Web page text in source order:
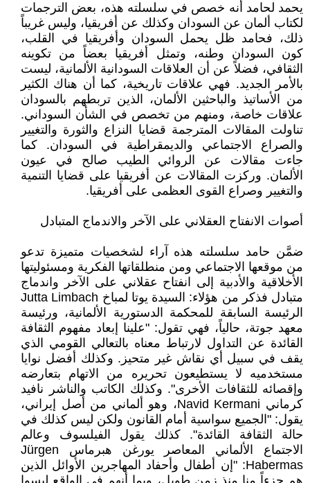
يحمد لحامد أنه خصص في سلسلته هذه، بعض الترجمات
لكتاب ألمان عن السودان وكذلك عن أفريقيا، وليس غريباً
ذلك، فحامد ظل يحمل السودان وأفريقيا في القلب،
كون السودان وطنه، وتمثل أفريقيا بعضاً من تكوينه
الثقافي، فضلاً عن أن العلاقات السودانية الألمانية، ليست
بالأمر الجديد. فهي علاقات تاريخية، كما أن هناك الكثير
من الأساتيذ والباحثين الألمان، الذين تربطهم بالسودان
علاقات خاصة، ومنهم من تخصص في الشأن السوداني.
تناولت المقالات المترجمة قضايا النزاع والثورة والتغيير
والصراع الاجتماعي والديمقراطية في السودان. كما
جاءت مقالات عن الروائي الطيب صالح في عيون
الألمان. وركزت المقالات عن أفريقيا على قضايا التنمية
والتغيير وصراع القوى العظمى على أفريقيا.
أصوات الانفتاح العقلاني على الآخر والاندماج المتبادل
ضمَّن حامد سلسلته هذه آراء لشخصيات متميزة تدعو
من موقعها الاجتماعي ومن منطلقاتها الفكرية ومسئوليتها
الأخلاقية والأدبية إلى انفتاح عقلاني على الآخر واندماج
متبادل فذكر من هؤلاء: السيدة يوتا لمباخ Jutta Limbach
الرئيسة السابقة للمحكمة الدستورية الألمانية، ورئيسة
معهد جوتة، حالياً، فهي تقول: "علينا إبعاد مفهوم الثقافة
القائدة عن التداول لارتباط معناه بالتعالي القومي الذي
يقف في سبيل أي نقاش غير متحيز. وكذلك أفضل نوايا
مستخدميه لا يستطيعون تحريره من الاتهام بتعارضه
وإقصائه للثقافات الأخرى". وكذلك الكاتب والناشر نافيد
كرماني Navid Kermani، وهو ألماني من أصل إيراني،
يقول: "الجميع سواسية أمام القانون ولكن ليس كذلك في
حالة الثقافة القائدة". كذلك يقول الفيلسوف وعالم
الاجتماع الألماني المعاصر يورغن هبرماس Jürgen
Habermas: "إن أطفال وأحفاد المهاجرين الأوائل الذين